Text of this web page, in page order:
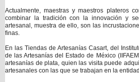
Actualmente, maestras y maestros plateros
combinar la tradición con la innovación y
artesanal, muestra de ello, son las
finas.
En las Tiendas de Artesanías Casart, del
de las Artesanías del Estado de México
artesanías de plata, quien las visita puede
artesanales con las que se trabajan en la